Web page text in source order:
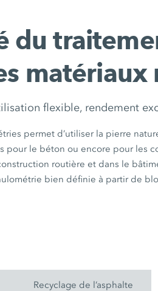
du
matériaux
flexible, rendement
permet d’utiliser la pierre
pour le béton ou encore pour les
routière et dans le
bien définie à partir de
Recyclage de l’asphalte